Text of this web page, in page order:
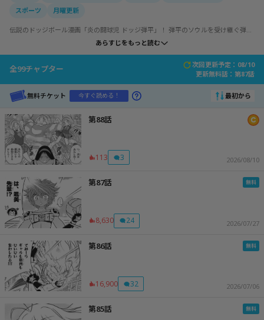
スポーツ
月曜更新
伝説のドッジボール漫画「炎の闘球児 ドッジ弾平」！ 弾平のソウルを受け継ぐ弾平
の娘・弾子が、令和の現代で最強の闘魂ドッジボールチームを作ろうと奮闘する、
現代版熱血ドッジボール漫画！ たちはだかる現代の常識に弾子は打ち勝つことがで
あらすじをもっと読む
全99チャプター
次回更新予定：08/10
更新無料話： 第87話
無料チケット 今すぐ読める！ 最初から
第88話
113 3 2026/08/10
第87話
8,630 24 2026/07/27
第86話
16,900 32 2026/07/06
第85話